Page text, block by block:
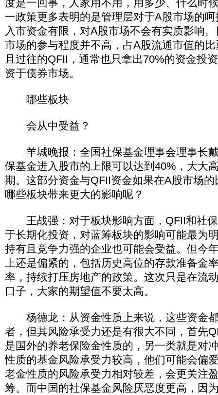
度是一回事，人家用不用，用多少、什么时
一政策更多表明的是管理层对于A股市场的
入市资金有限，对A股市场不会有实质影响
市场的参与程度并不高，占A股流通市值的
且过往的QFII，通常也只拿出70%的资金投
资于债券市场。
哪些板块
会从中受益？
羊城晚报：全国社保基金理事会理事长
保基金进入股市的上限可以达到40%，大大
期。这部分资金与QFII资金如果在A股市场
哪些板块带来更大的影响呢？
王战强：对于板块影响方面，QFII和社保
于长期化投资，对蓝筹板块的影响可能最为
持有且竞争力强的企业也可能会受益。但今
上还是偏紧的，包括历史高位的存款准备金
率，持续打压房地产的政策。这次只是在流
口子，大家的期望值不要太高。
杨德龙：从资金性质上来说，这些资金
者，但其风险承受力还是有很大不同，首先
是国外的养老保险金性质的，另一类就是对
性质的基金风险承受力较高，他们可能会偏
老金性质的风险承受力相对较差，会更关注
筹。而中国的社保基金风险厌恶度更高，因